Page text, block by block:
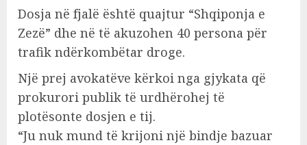
Dosja në fjalë është quajtur “Shqiponja e
Zezë” dhe në të akuzohen 40 persona për
trafik ndërkombëtar droge.
Një prej avokatëve kërkoi nga gjykata që
prokurori publik të urdhërohej të
plotësonte dosjen e tij.
“Ju nuk mund të krijoni një bindje bazuar